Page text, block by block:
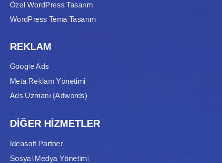
Özel WordPress Tasarım
WordPress Tema Tasarım
REKLAM
Google Ads
Meta Reklam Yönetimi
Ads Uzmanı (Adwords)
DİĞER HİZMETLER
İdeasoft Partner
Sosyal Medya Yönetimi